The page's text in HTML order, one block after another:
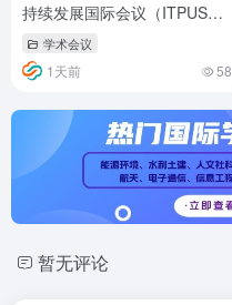
持续发展国际会议（ITPUSD
2026）
学术会议
1天前 58
暂无评论